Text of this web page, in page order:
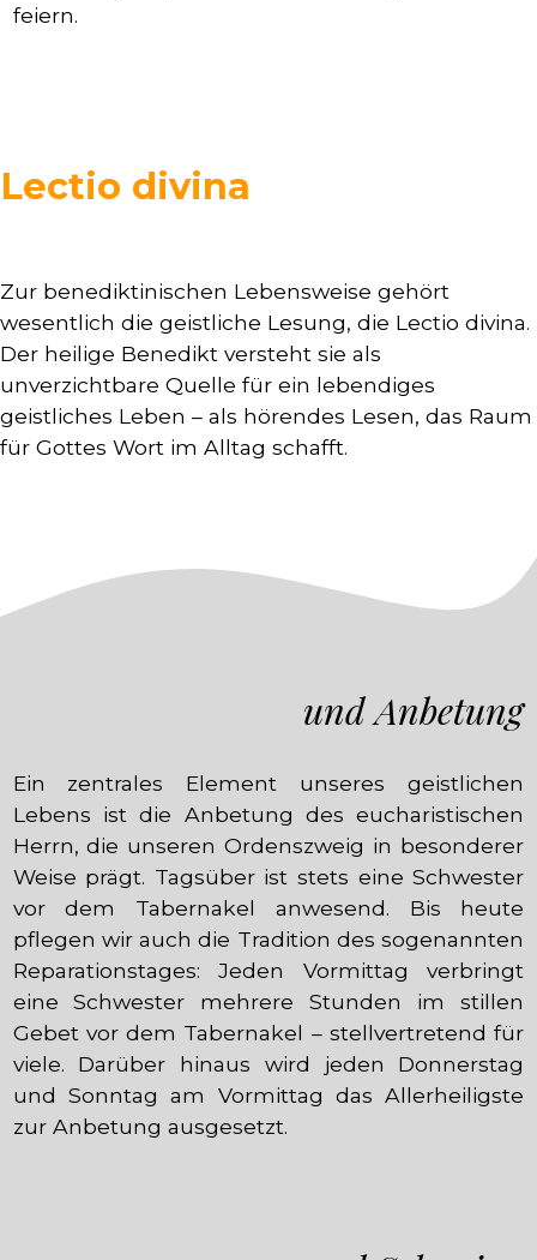
feiern.
Lectio divina
Zur benediktinischen Lebensweise gehört
wesentlich die geistliche Lesung, die Lectio divina.
Der heilige Benedikt versteht sie als
unverzichtbare Quelle für ein lebendiges
geistliches Leben – als hörendes Lesen, das Raum
für Gottes Wort im Alltag schafft.
und Anbetung
Ein zentrales Element unseres geistlichen
Lebens ist die Anbetung des eucharistischen
Herrn, die unseren Ordenszweig in besonderer
Weise prägt. Tagsüber ist stets eine Schwester
vor dem Tabernakel anwesend. Bis heute
pflegen wir auch die Tradition des sogenannten
Reparationstages: Jeden Vormittag verbringt
eine Schwester mehrere Stunden im stillen
Gebet vor dem Tabernakel – stellvertretend für
viele. Darüber hinaus wird jeden Donnerstag
und Sonntag am Vormittag das Allerheiligste
zur Anbetung ausgesetzt.